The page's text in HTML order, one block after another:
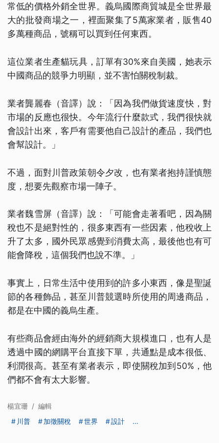
常低的價格外銷全世界。義烏國際商貿城是全世界最
大的批發商場之一，裡面聚集了5萬家業者，販售40
多萬種商品，號稱可以買到任何東西。
這位業者生產貓玩具，訂單有30%來自美國，她表示
中國商品的競爭力明顯，並不害怕關稅制裁。
業者龔麗春（音譯）說：「因為我們做貨速度快，對
市場的反應也很快。今年流行什麼款式，我們很快就
會設計出來，客戶有需要他自己設計的產品，我們也
會幫設計。」
不過，面對川普政策朝令夕改，也有業者抱持謹慎態
度，想要先觀察市場一陣子。
業者魏雪屏（音譯）說：「可能會走著看吧，因為關
稅也不是絕對性的，很多東西有一些因素，他稅收上
升了太多，國外民眾感覺到消費太高，最後他也有可
能會降稅，這個我們也說不準。」
事實上，日常生活中使用到的許多小東西，像是聖誕
節的各種飾品，甚至川普競選時所使用的周邊商品，
都是在中國的義烏生產。
有些商品會經由海外的經銷商大規模進口，也有人是
透過中國的網購平台直接下單，共通點是成本很低、
利潤很高。甚至有業者表示，即使關稅加到50%，他
們都不會有太大影響。
楊宜珊 / 編輯
川普
加徵關稅 世界 設計 ...